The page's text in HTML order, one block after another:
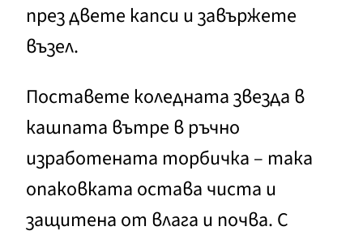
през двете капси и завържете
възел.
Поставете коледната звезда в
кашпата вътре в ръчно
изработената торбичка – така
опаковката остава чиста и
защитена от влага и почва. С